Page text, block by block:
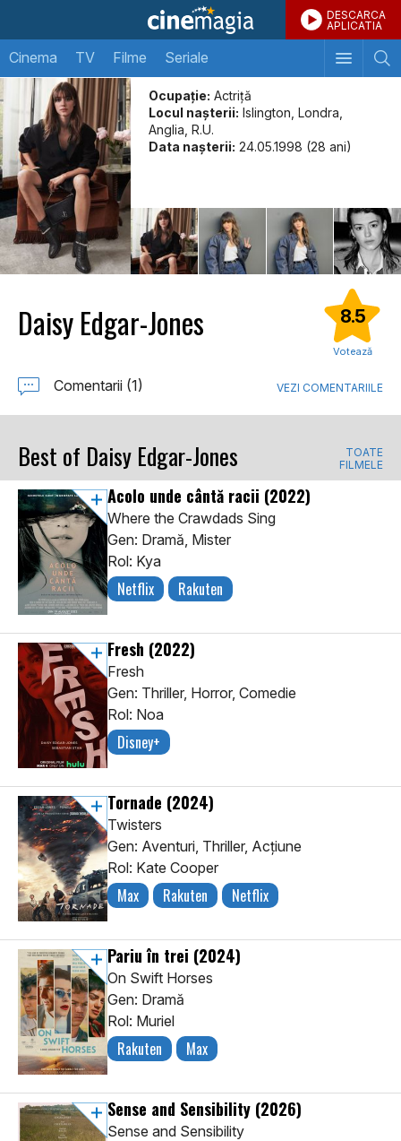
DESCARCA
APLICATIA
Cinema TV Filme Seriale
Ocupație: Actriță
Locul naşterii: Islington, Londra,
Anglia, R.U.
Data naşterii: 24.05.1998 (28 ani)
Daisy Edgar-Jones 8.5
Votează
Comentarii (1) VEZI COMENTARIILE
Best of Daisy Edgar-Jones
TOATE
FILMELE
Acolo unde cântă racii (2022)
Where the Crawdads Sing
Gen: Dramă, Mister
Rol: Kya
Netflix Rakuten
Fresh (2022)
Fresh
Gen: Thriller, Horror, Comedie
Rol: Noa
Disney+
Tornade (2024)
Twisters
Gen: Aventuri, Thriller, Acţiune
Rol: Kate Cooper
Max Rakuten Netflix
Pariu în trei (2024)
On Swift Horses
Gen: Dramă
Rol: Muriel
Rakuten Max
Sense and Sensibility (2026)
Sense and Sensibility